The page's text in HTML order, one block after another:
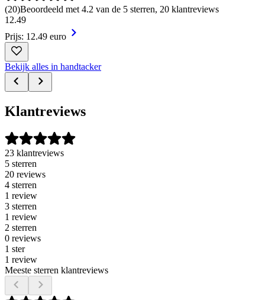
(20)Beoordeeld met 4.2 van de 5 sterren, 20 klantreviews
12.49
Prijs: 12.49 euro
Bekijk alles in handtacker
Klantreviews
23 klantreviews
5 sterren
20 reviews
4 sterren
1 review
3 sterren
1 review
2 sterren
0 reviews
1 ster
1 review
Meeste sterren klantreviews